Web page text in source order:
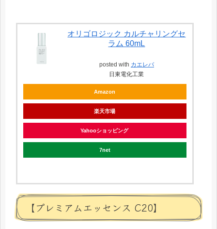
オリゴロジック カルチャリングセ
ラム 60mL
posted with カエレバ
日東電化工業
Amazon
楽天市場
Yahooショッピング
7net
【プレミアムエッセンス C20】